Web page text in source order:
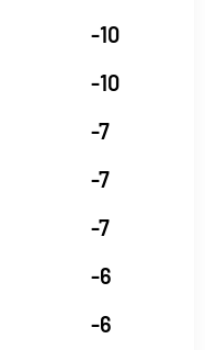
-10
-10
-7
-7
-7
-6
-6